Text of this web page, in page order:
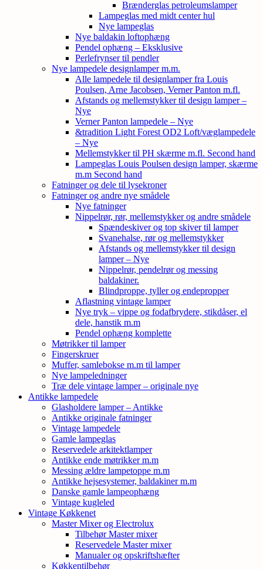
Brænderglas petroleumslamper
Lampeglas med midt center hul
Nye lampeglas
Nye baldakin loftophæng
Pendel ophæng – Eksklusive
Perlefrynser til pendler
Nye lampedele designlamper m.m.
Alle lampedele til designlamper fra Louis
Poulsen, Arne Jacobsen, Verner Panton m.fl.
Afstands og mellemstykker til design lamper –
Nye
Verner Panton lampedele – Nye
&tradition Light Forest OD2 Loft/væglampedele
– Nye
Mellemstykker til PH skærme m.fl. Second hand
Lampeglas Louis Poulsen design lamper, skærme
m.m Second hand
Fatninger og dele til lysekroner
Fatninger og andre nye smådele
Nye fatninger
Nippelrør, rør, mellemstykker og andre smådele
Spændeskiver og top skiver til lamper
Svanehalse, rør og mellemstykker
Afstands og mellemstykker til design
lamper – Nye
Nippelrør, pendelrør og messing
baldakiner.
Blindproppe, tyller og endepropper
Aflastning vintage lamper
Nye tryk – vippe og fodafbrydere, stikdåser, el
dele, hanstik m.m
Pendel ophæng komplette
Møtrikker til lamper
Fingerskruer
Muffer, samlebokse m.m til lamper
Nye lampeledninger
Træ dele vintage lamper – originale nye
Antikke lampedele
Glasholdere lamper – Antikke
Antikke originale fatninger
Vintage lampedele
Gamle lampeglas
Reservedele arkitektlamper
Antikke ende møtrikker m.m
Messing ældre lampetoppe m.m
Antikke hejsesystemer, baldakiner m.m
Danske gamle lampeophæng
Vintage kugleled
Vintage Køkkenet
Master Mixer og Electrolux
Tilbehør Master mixer
Reservedele Master mixer
Manualer og opskriftshæfter
Køkkentilbehør